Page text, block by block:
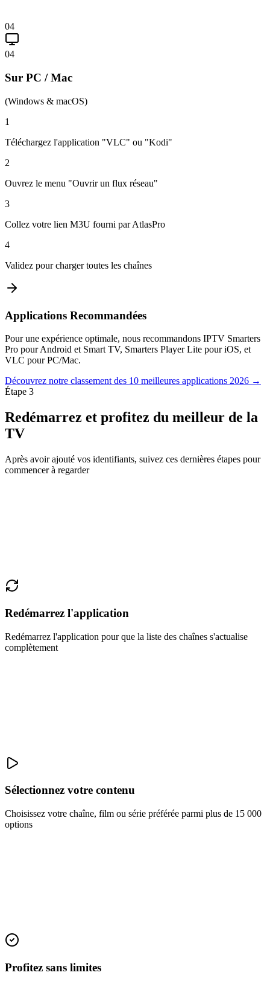
04
04
Sur PC / Mac
(Windows & macOS)
1
Téléchargez l'application "VLC" ou "Kodi"
2
Ouvrez le menu "Ouvrir un flux réseau"
3
Collez votre lien M3U fourni par AtlasPro
4
Validez pour charger toutes les chaînes
Applications Recommandées
Pour une expérience optimale, nous recommandons IPTV Smarters
Pro pour Android et Smart TV, Smarters Player Lite pour iOS, et
VLC pour PC/Mac.
Découvrez notre classement des 10 meilleures applications 2026 →
Étape 3
Redémarrez et profitez du meilleur de la
TV
Après avoir ajouté vos identifiants, suivez ces dernières étapes pour
commencer à regarder
Redémarrez l'application
Redémarrez l'application pour que la liste des chaînes s'actualise
complètement
Sélectionnez votre contenu
Choisissez votre chaîne, film ou série préférée parmi plus de 15 000
options
Profitez sans limites